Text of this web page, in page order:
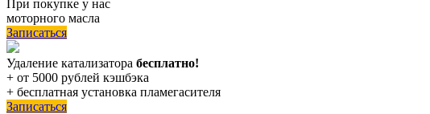
При покупке у нас
моторного масла
Записаться
Удаление катализатора бесплатно!
+ от 5000 рублей кэшбэка
+ бесплатная установка пламегасителя
Записаться